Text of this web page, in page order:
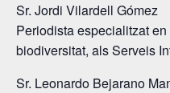
Sr. Jordi Vilardell Gómez
Periodista especialitzat
biodiversitat, als Serveis
Sr. Leonardo Bejarano